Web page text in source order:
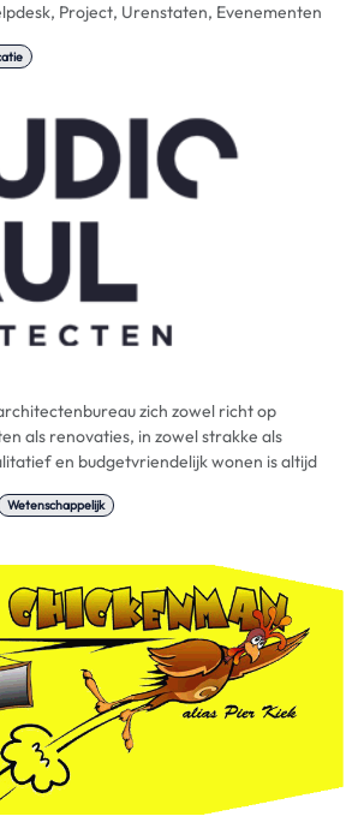
Project, Urenstaten, Evenementen
zich zowel richt op
als renovaties, in zowel strakke als
en budgetvriendelijk wonen is altijd
Wetenschappelijk